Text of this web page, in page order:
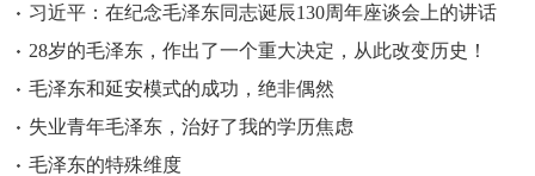
习近平：在纪念毛泽东同志诞辰130周年座谈会上的讲话
28岁的毛泽东，作出了一个重大决定，从此改变历史！
毛泽东和延安模式的成功，绝非偶然
失业青年毛泽东，治好了我的学历焦虑
毛泽东的特殊维度